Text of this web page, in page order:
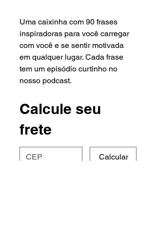
Uma caixinha com 90 frases
inspiradoras para você carregar
com você e se sentir motivada
em qualquer lugar. Cada frase
tem um episódio curtinho no
nosso podcast.
Calcule seu
frete
Calcular